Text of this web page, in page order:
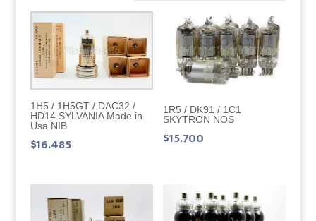
1H5 / 1H5GT / DAC32 /
HD14 SYLVANIA Made in
Usa NIB
$16.485
1R5 / DK91 / 1C1
SKYTRON NOS
$15.700